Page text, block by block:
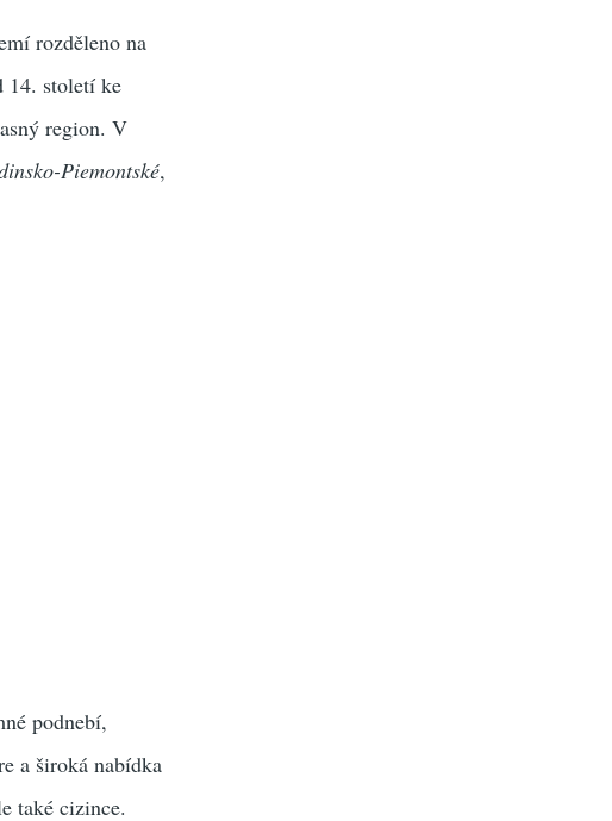
rozděleno na
14. století ke
region. V
Piemontské,
podnebí,
a široká nabídka
také cizince.